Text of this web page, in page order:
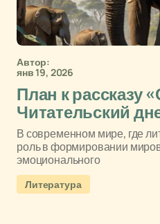
Автор:
янв 19, 2026
План к рассказу
Читательский
В современном мире, где
роль в формировании
эмоционального
Литература